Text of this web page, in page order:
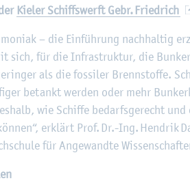
Kie­ler Schiffs­werft Gebr. Fried­rich
– die Ein­füh­rung nach­hal­tig
sich, für die In­fra­struk­tur, die
als die fos­si­ler Brenn­stof­fe.
be­tankt wer­den oder mehr
wie Schif­fe be­darfs­ge­recht
er­klärt Prof. Dr.-Ing. Hen­drik
für An­ge­wand­te